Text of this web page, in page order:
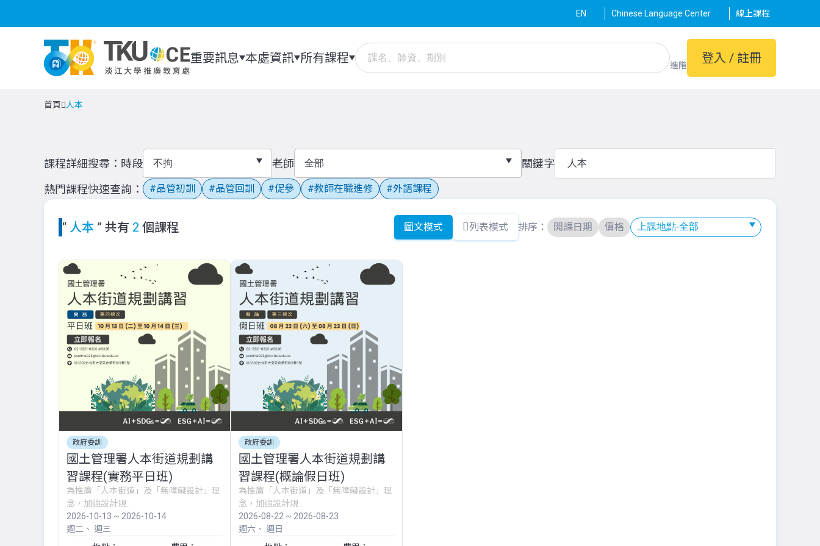
EN Chinese Language Center 線上課程
重要訊息 本處資訊 所有課程 進階 登入 / 註冊
首頁 人本
課程詳細搜尋 時段 老師
關鍵字
熱門課程快速查詢
品管初訓 品管回訓 促參 教師在職進修 外語課程
“ 人本 ” 共有 2 個課程 圖文模式 列表模式 排序： 開課日期 價格
政府委訓
國土管理署人本街道規劃講
習課程(實務平日班)
為推廣「人本街道」及「無障礙設計」理
念，加強設計規...
2026-10-13 ~ 2026-10-14
週二
週三
政府委訓
國土管理署人本街道規劃講
習課程(概論假日班)
為推廣「人本街道」及「無障礙設計」理
念，加強設計規...
2026-08-22 ~ 2026-08-23
週六
週日